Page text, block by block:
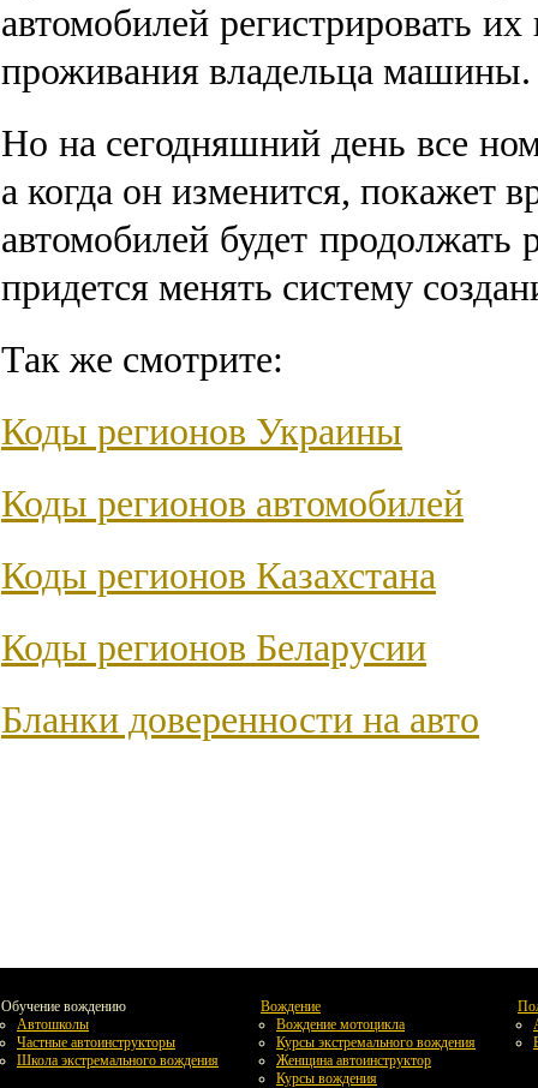
автомобилей регистрировать
проживания владельца машины.
Но на сегодняшний день все
а когда он изменится, покажет
автомобилей будет
придется менять систему
Так же смотрите:
Коды регионов Украины
Коды регионов автомобилей
Коды регионов Казахстана
Коды регионов Беларусии
Бланки доверенности на авто
Обучение вождению
Автошколы
Частные автоинструкторы
Школа экстремального вождения
Вождение
Вождение мотоцикла
Курсы экстремального вождения
Женщина автоинструктор
Курсы вождения